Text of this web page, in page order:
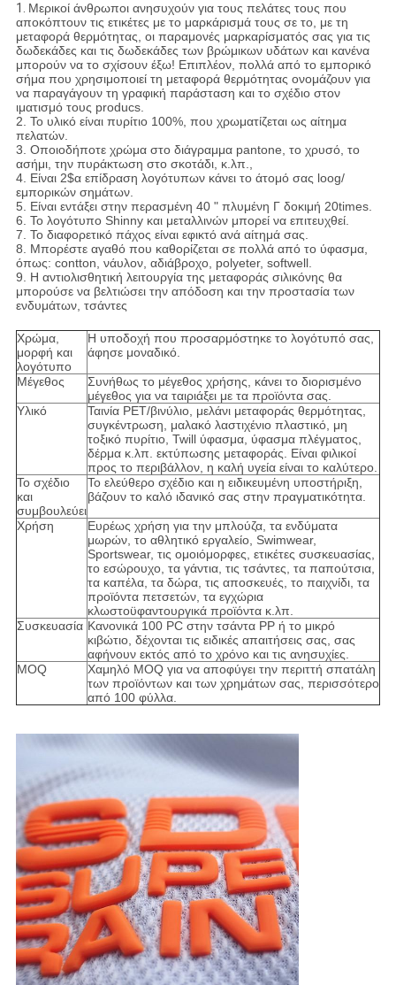
1. Μερικοί άνθρωποι ανησυχούν για τους πελάτες τους που
αποκόπτουν τις ετικέτες με το μαρκάρισμά τους σε το, με τη
μεταφορά θερμότητας, οι παραμονές μαρκαρίσματός σας για τις
δωδεκάδες και τις δωδεκάδες των βρώμικων υδάτων και κανένα
μπορούν να το σχίσουν έξω! Επιπλέον, πολλά από το εμπορικό
σήμα που χρησιμοποιεί τη μεταφορά θερμότητας ονομάζουν για
να παραγάγουν τη γραφική παράσταση και το σχέδιο στον
ιματισμό τους producs.
2. Το υλικό είναι πυρίτιο 100%, που χρωματίζεται ως αίτημα
πελατών.
3. Οποιοδήποτε χρώμα στο διάγραμμα pantone, το χρυσό, το
ασήμι, την πυράκτωση στο σκοτάδι, κ.λπ.,
4. Είναι 2$α επίδραση λογότυπων κάνει το άτομό σας loog/
εμπορικών σημάτων.
5. Είναι εντάξει στην περασμένη 40 " πλυμένη Γ δοκιμή 20times.
6. Το λογότυπο Shinny και μεταλλινών μπορεί να επιτευχθεί.
7. Το διαφορετικό πάχος είναι εφικτό ανά αίτημά σας.
8. Μπορέστε αγαθό που καθορίζεται σε πολλά από το ύφασμα,
όπως: contton, νάυλον, αδιάβροχο, polyeter, softwell.
9. Η αντιολισθητική λειτουργία της μεταφοράς σιλικόνης θα
μπορούσε να βελτιώσει την απόδοση και την προστασία των
ενδυμάτων, τσάντες
Χρώμα,
μορφή και
λογότυπο
Η υποδοχή που προσαρμόστηκε το λογότυπό σας,
άφησε μοναδικό.
Μέγεθος
Συνήθως το μέγεθος χρήσης, κάνει το διορισμένο
μέγεθος για να ταιριάξει με τα προϊόντα σας.
Υλικό
Ταινία PET/βινύλιο, μελάνι μεταφοράς θερμότητας,
συγκέντρωση, μαλακό λαστιχένιο πλαστικό, μη
τοξικό πυρίτιο, Twill ύφασμα, ύφασμα πλέγματος,
δέρμα κ.λπ. εκτύπωσης μεταφοράς. Είναι φιλικοί
προς το περιβάλλον, η καλή υγεία είναι το καλύτερο.
Το σχέδιο
και
συμβουλεύει
Το ελεύθερο σχέδιο και η ειδικευμένη υποστήριξη,
βάζουν το καλό ιδανικό σας στην πραγματικότητα.
Χρήση
Ευρέως χρήση για την μπλούζα, τα ενδύματα
μωρών, το αθλητικό εργαλείο, Swimwear,
Sportswear, τις ομοιόμορφες, ετικέτες συσκευασίας,
το εσώρουχο, τα γάντια, τις τσάντες, τα παπούτσια,
τα καπέλα, τα δώρα, τις αποσκευές, το παιχνίδι, τα
προϊόντα πετσετών, τα εγχώρια
κλωστοϋφαντουργικά προϊόντα κ.λπ.
Συσκευασία Κανονικά 100 PC στην τσάντα PP ή το μικρό
κιβώτιο, δέχονται τις ειδικές απαιτήσεις σας, σας
αφήνουν εκτός από το χρόνο και τις ανησυχίες.
MOQ
Χαμηλό MOQ για να αποφύγει την περιττή σπατάλη
των προϊόντων και των χρημάτων σας, περισσότερο
από 100 φύλλα.